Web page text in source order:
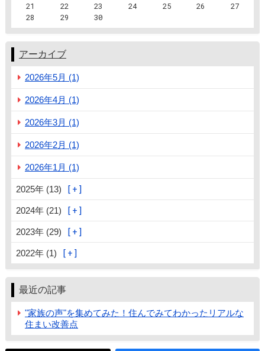
21
22 23 24 25 26
27
28
29 30
アーカイブ
2026年5月 (1)
2026年4月 (1)
2026年3月 (1)
2026年2月 (1)
2026年1月 (1)
2025年 (13)
2024年 (21)
2023年 (29)
2022年 (1)
最近の記事
"家族の声"を集めてみた！住んでみてわかったリアルな
住まい改善点